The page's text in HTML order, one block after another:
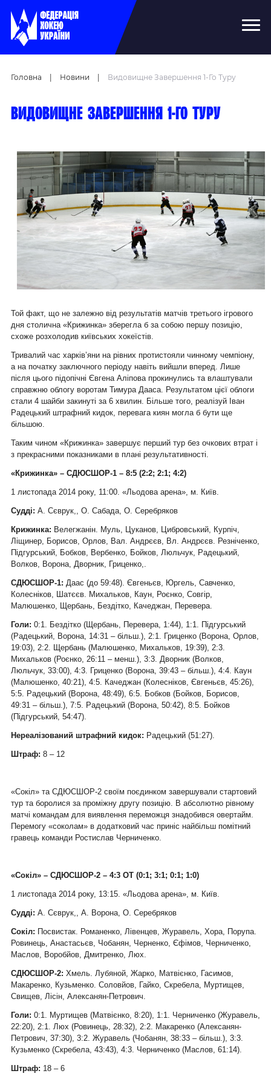
Головна Новини Видовищне Завершення 1-Го Туру
Видовищне завершення 1-го туру
Той факт, що не залежно від результатів матчів третього ігрового
дня столична «Крижинка» зберегла б за собою першу позицію,
схоже розхолодив київських хокеїстів.
Тривалий час харків’яни на рівних протистояли чинному чемпіону,
а на початку заключного періоду навіть вийшли вперед. Лише
після цього підопічні Євгена Аліпова прокинулись та влаштували
справжню облогу воротам Тимура Дааса. Результатом цієї облоги
стали 4 шайби закинуті за 6 хвилин. Більше того, реалізуй Іван
Радецький штрафний кидок, перевага киян могла б бути ще
більшою.
Таким чином «Крижинка» завершує перший тур без очкових втрат і
з прекрасними показниками в плані результативності.
«Крижинка» – СДЮСШОР-1 – 8:5 (2:2; 2:1; 4:2)
1 листопада 2014 року, 11:00. «Льодова арена», м. Київ.
Судді: А. Сєврук,, О. Сабада, О. Серебряков
Крижинка: Велегжанін. Муль, Цуканов, Цибровський, Курпіч,
Ліщинер, Борисов, Орлов, Вал. Андрєєв, Вл. Андрєєв. Резніченко,
Підгурський, Бобков, Вербенко, Бойков, Люльчук, Радецький,
Волков, Ворона, Дворник, Гриценко,.
СДЮСШОР-1: Даас (до 59:48). Євгеньєв, Юргель, Савченко,
Колесніков, Шатєєв. Михальков, Каун, Роєнко, Совгір,
Малюшенко, Щербань, Бездітко, Качеджан, Перевера.
Голи: 0:1. Бездітко (Щербань, Перевера, 1:44), 1:1. Підгурський
(Радецький, Ворона, 14:31 – більш.), 2:1. Гриценко (Ворона, Орлов,
19:03), 2:2. Щербань (Малюшенко, Михальков, 19:39), 2:3.
Михальков (Роєнко, 26:11 – менш.), 3:3. Дворник (Волков,
Люльчук, 33:00), 4:3. Гриценко (Ворона, 39:43 – більш.), 4:4. Каун
(Малюшенко, 40:21), 4:5. Качеджан (Колесніков, Євгеньєв, 45:26),
5:5. Радецький (Ворона, 48:49), 6:5. Бобков (Бойков, Борисов,
49:31 – більш.), 7:5. Радецький (Ворона, 50:42), 8:5. Бойков
(Підгурський, 54:47).
Нереалізований штрафний кидок: Радецький (51:27).
Штраф: 8 – 12
«Сокіл» та СДЮСШОР-2 своїм поєдинком завершували стартовий
тур та боролися за проміжну другу позицію. В абсолютно рівному
матчі командам для виявлення переможця знадобився овертайм.
Перемогу «соколам» в додатковий час приніс найбільш помітний
гравець команди Ростислав Черниченко.
«Сокіл» – СДЮСШОР-2 – 4:3 ОТ (0:1; 3:1; 0:1; 1:0)
1 листопада 2014 року, 13:15. «Льодова арена», м. Київ.
Судді: А. Сєврук,, А. Ворона, О. Серебряков
Сокіл: Посвистак. Романенко, Лівенцев, Журавель, Хора, Порупа.
Ровинець, Анастасьєв, Чобанян, Черненко, Єфімов, Черниченко,
Маслов, Воробйов, Дмитренко, Люх.
СДЮСШОР-2: Хмель. Лубяной, Жарко, Матвієнко, Гасимов,
Макаренко, Кузьменко. Соловйов, Гайко, Скребела, Муртищев,
Свищев, Лісін, Алексанян-Петрович.
Голи: 0:1. Муртищев (Матвієнко, 8:20), 1:1. Черниченко (Журавель,
22:20), 2:1. Люх (Ровинець, 28:32), 2:2. Макаренко (Алексанян-
Петрович, 37:30), 3:2. Журавель (Чобанян, 38:33 – більш.), 3:3.
Кузьменко (Скребела, 43:43), 4:3. Черниченко (Маслов, 61:14).
Штраф: 18 – 6